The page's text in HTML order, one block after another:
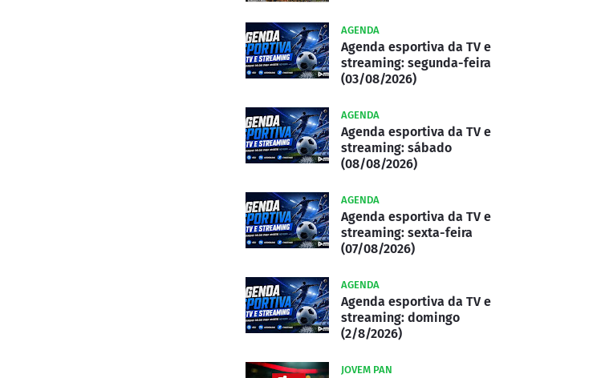
AGENDA
Agenda esportiva da TV e
streaming: segunda-feira
(03/08/2026)
AGENDA
Agenda esportiva da TV e
streaming: sábado
(08/08/2026)
AGENDA
Agenda esportiva da TV e
streaming: sexta-feira
(07/08/2026)
AGENDA
Agenda esportiva da TV e
streaming: domingo
(2/8/2026)
JOVEM PAN